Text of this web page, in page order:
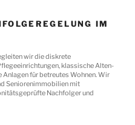
IM
wir die diskrete
klassische Alten-
für betreutes Wohnen. Wir
Seniorenimmobilien mit
Nachfolger und